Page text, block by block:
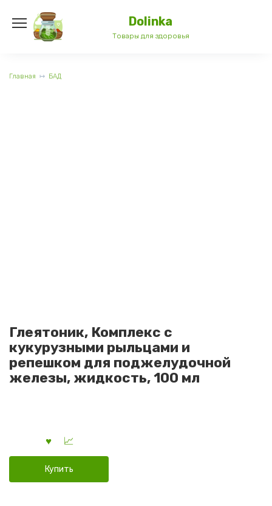
содержанию
Dolinka
Товары для здоровья
Главная БАД
Глеятоник, Комплекс с
кукурузными рыльцами и
репешком для поджелудочной
железы, жидкость, 100 мл
Купить